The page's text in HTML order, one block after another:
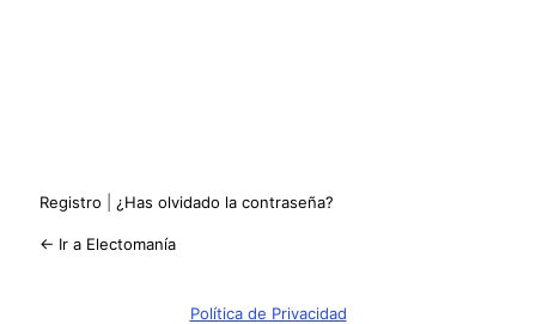
Registro ¿Has olvidado la contraseña?
← Ir a Electomanía
Política de Privacidad